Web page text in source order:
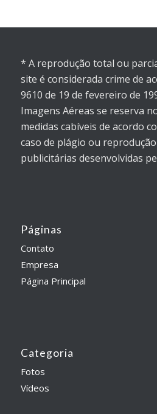
* A reprodução total ou
site é considerada crime de
9610 de 19 de fevereiro de
Imagens Aéreas se reserva
medidas cabíveis de acordo
caso de plágio ou
publicitárias desenvolvidas
Páginas
Contato
Empresa
Página Principal
Categoria
Fotos
Vídeos